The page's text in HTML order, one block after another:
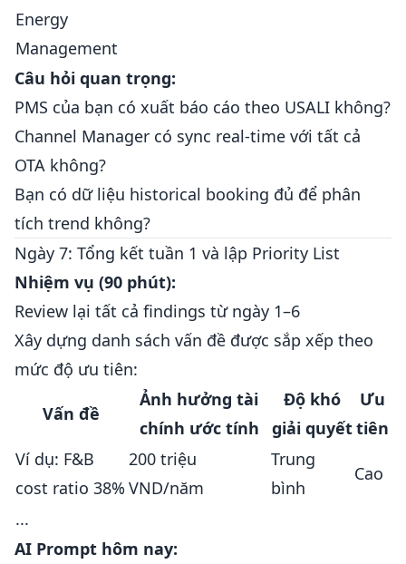
Energy
Management
Câu hỏi quan trọng:
PMS của bạn có xuất báo cáo theo USALI không?
Channel Manager có sync real-time với tất cả
OTA không?
Bạn có dữ liệu historical booking đủ để phân
tích trend không?
Ngày 7: Tổng kết tuần 1 và lập Priority List
Nhiệm vụ (90 phút):
Review lại tất cả findings từ ngày 1–6
Xây dựng danh sách vấn đề được sắp xếp theo
mức độ ưu tiên:
Vấn đề
Ảnh hưởng tài
chính ước tính
Độ khó
giải quyết
Ưu
tiên
Ví dụ: F&B
cost ratio 38%
200 triệu
VND/năm
Trung
bình
Cao
...
AI Prompt hôm nay: